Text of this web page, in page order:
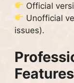
Official
Unofficial
issues).